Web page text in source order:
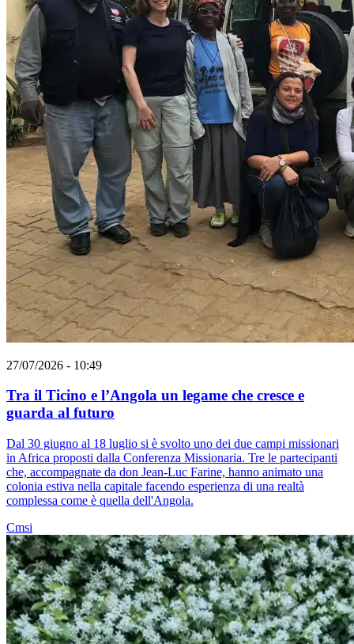
27/07/2026 - 10:49
Tra il Ticino e l’Angola un legame che cresce e
guarda al futuro
Dal 30 giugno al 18 luglio si è svolto uno dei due campi missionari
in Africa proposti dalla Conferenza Missionaria. Tre le partecipanti
che, accompagnate da don Jean-Luc Farine, hanno animato una
colonia estiva nella capitale facendo esperienza di una realtà
complessa come è quella dell'Angola.
Cmsi